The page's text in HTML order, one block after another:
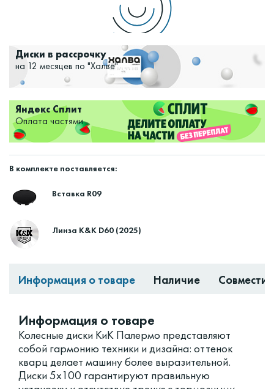
Диски в рассрочку
на 12 месяцев по "Халве"
Яндекс Сплит
Оплата частями
В комплекте поставляется:
Вставка R09
Линза K&K D60 (2025)
Информация о товаре Наличие
Информация о товаре
Колесные диски КиК Палермо представляют
собой гармонию техники и дизайна: оттенок
кварц делает машину более выразительной.
Диски 5x100 гарантируют правильную